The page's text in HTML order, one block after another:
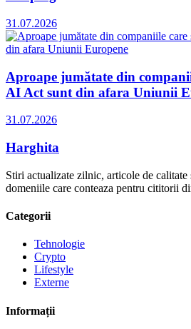
31.07.2026
Aproape jumătate din
AI Act sunt din afara Uniunii
31.07.2026
Harghita
Stiri actualizate zilnic, articole de
domeniile care conteaza pentru cititorii
Categorii
Tehnologie
Crypto
Lifestyle
Externe
Informații